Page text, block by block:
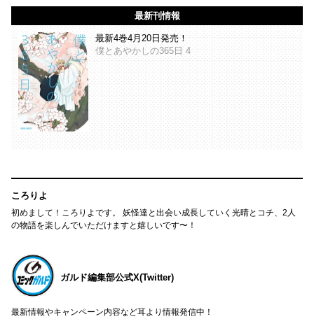
最新刊情報
最新4巻4月20日発売！
僕とあやかしの365日 4
ころりよ
初めまして！ころりよです。 妖怪達と出会い成長していく光晴とコチ、2人
の物語を楽しんでいただけますと嬉しいです〜！
ガルド編集部公式X(Twitter)
最新情報やキャンペーン内容など耳より情報発信中！